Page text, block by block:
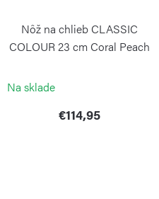
Nôž na chlieb CLASSIC
COLOUR 23 cm Coral Peach
Na sklade
€114,95